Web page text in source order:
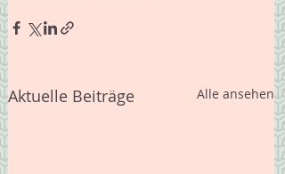
Aktuelle Beiträge Alle ansehen